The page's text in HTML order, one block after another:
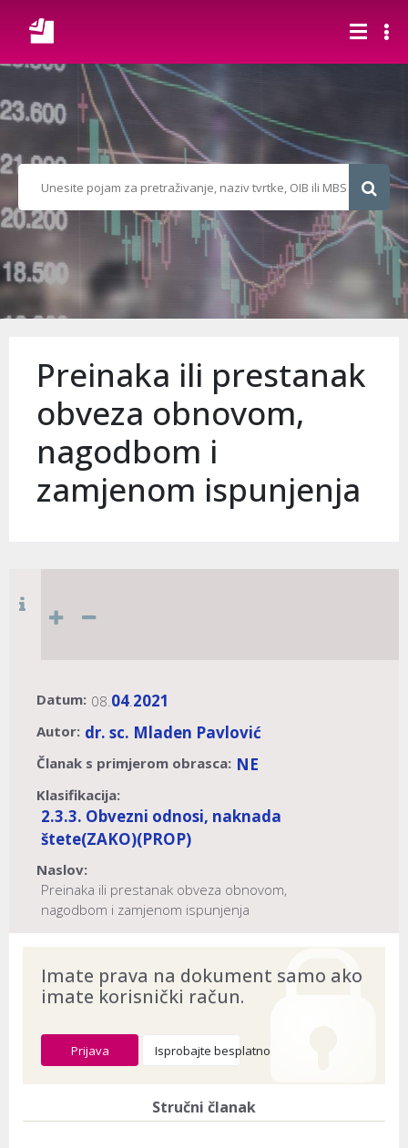
Preinaka ili prestanak
obveza obnovom,
nagodbom i
zamjenom ispunjenja
Datum: 08.04.2021
Autor: dr. sc. Mladen Pavlović
Članak s primjerom obrasca: NE
Klasifikacija:
2.3.3. Obvezni odnosi, naknada
štete(ZAKO)(PROP)
Naslov:
Preinaka ili prestanak obveza obnovom,
nagodbom i zamjenom ispunjenja
Imate prava na dokument samo ako
imate korisnički račun.
Prijava Isprobajte besplatno
Stručni članak